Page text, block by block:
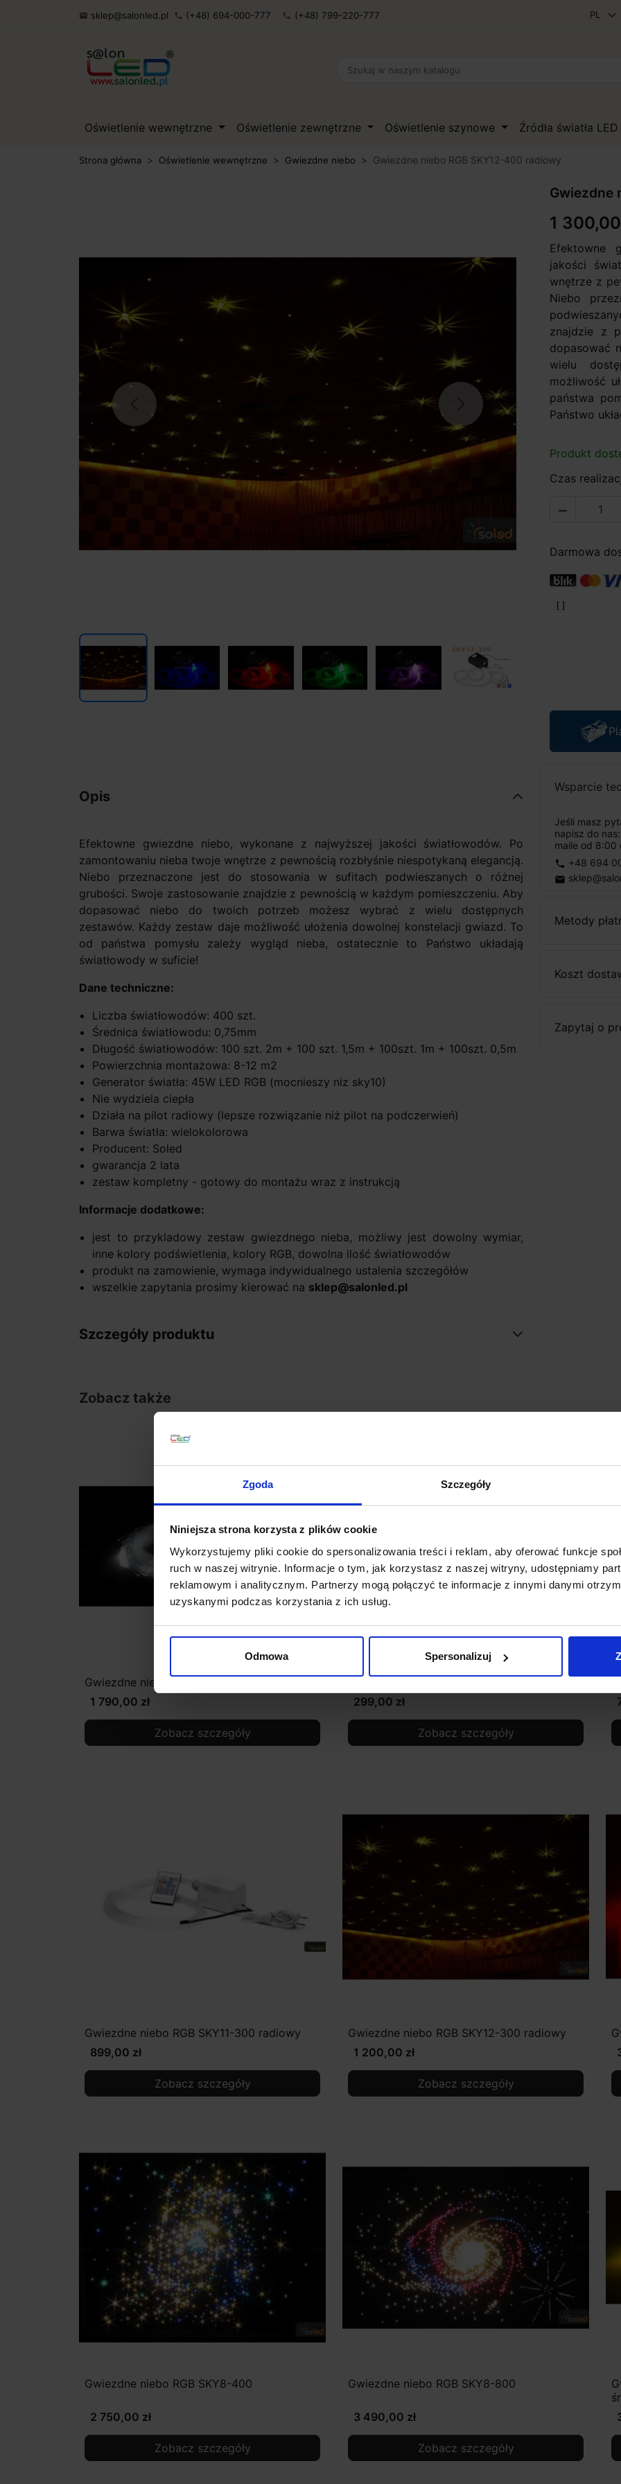
Zgoda Szczegóły
Niniejsza strona korzysta z plików cookie
Wykorzystujemy pliki cookie do spersonalizowania treści i reklam, aby oferować funkcje
ruch w naszej witrynie. Informacje o tym, jak korzystasz z naszej witryny, udostępniamy
reklamowym i analitycznym. Partnerzy mogą połączyć te informacje z innymi danymi
uzyskanymi podczas korzystania z ich usług.
Odmowa Spersonalizuj
 sklep@salonled.pl phone (+48) 694-000-777 phone (+48) 799-220-777
Oświetlenie wewnętrzne Oświetlenie zewnętrzne Oświetlenie szynowe Źródła światła LED
Strona główna Oświetlenie wewnętrzne Gwiezdne niebo Gwiezdne niebo RGB SKY12-400 radiowy
Previous
Gwiezdne
1 300,00
Efektowne
jakości
wnętrze z
Niebo
znajdzie z
dopasować
wielu
możliwość
państwa
Państwo
Produkt
Czas

Darmowa
Wsparcie
Jeśli masz
napisz do
maile od 8:00
phone +48 694
email
Metody
Koszt
Zapytaj o
Opis
Efektowne gwiezdne niebo, wykonane z najwyższej jakości światłowodów. Po
zamontowaniu nieba twoje wnętrze z pewnością rozbłyśnie niespotykaną elegancją.
Niebo przeznaczone jest do stosowania w sufitach podwieszanych o różnej
grubości. Swoje zastosowanie znajdzie z pewnością w każdym pomieszczeniu. Aby
dopasować niebo do twoich potrzeb możesz wybrać z wielu dostępnych
zestawów. Każdy zestaw daje możliwość ułożenia dowolnej konstelacji gwiazd. To
od państwa pomysłu zależy wygląd nieba, ostatecznie to Państwo układają
światłowody w suficie!
Dane techniczne:
Liczba światłowodów: 400 szt.
Średnica światłowodu: 0,75mm
Długość światłowodów: 100 szt. 2m + 100 szt. 1,5m + 100szt. 1m + 100szt. 0,5m
Powierzchnia montażowa: 8-12 m2
Generator światła: 45W LED RGB (mocnieszy niz sky10)
Nie wydziela ciepła
Działa na pilot radiowy (lepsze rozwiązanie niż pilot na podczerwień)
Barwa światła: wielokolorowa
Producent: Soled
gwarancja 2 lata
zestaw kompletny - gotowy do montażu wraz z instrukcją
Informacje dodatkowe:
jest to przykladowy zestaw gwiezdnego nieba, możliwy jest dowolny wymiar,
inne kolory podświetlenia, kolory RGB, dowolna ilość światłowodów
produkt na zamowienie, wymaga indywidualnego ustalenia szczegółów
wszelkie zapytania prosimy kierować na sklep@salonled.pl
Szczegóły produktu
Zobacz także
Gwiezdne niebo białe SKY8-300
1 790,00 zł
Zobacz szczegóły
299,00 zł
Zobacz szczegóły
Gwiezdne niebo RGB SKY11-300 radiowy
899,00 zł
Zobacz szczegóły
Gwiezdne niebo RGB SKY12-300 radiowy
1 200,00 zł
Zobacz szczegóły
Gwiezdne niebo RGB SKY8-400
2 750,00 zł
Zobacz szczegóły
Gwiezdne niebo RGB SKY8-800
3 490,00 zł
Zobacz szczegóły